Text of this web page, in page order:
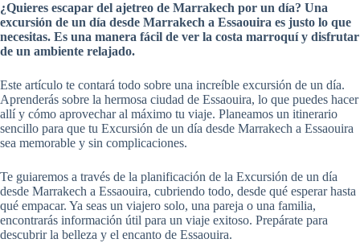
¿Quieres escapar del ajetreo de Marrakech por un día? Una
excursión de un día desde Marrakech a Essaouira es justo lo que
necesitas. Es una manera fácil de ver la costa marroquí y disfrutar
de un ambiente relajado.
Este artículo te contará todo sobre una increíble excursión de un día.
Aprenderás sobre la hermosa ciudad de Essaouira, lo que puedes hacer
allí y cómo aprovechar al máximo tu viaje. Planeamos un itinerario
sencillo para que tu Excursión de un día desde Marrakech a Essaouira
sea memorable y sin complicaciones.
Te guiaremos a través de la planificación de la Excursión de un día
desde Marrakech a Essaouira, cubriendo todo, desde qué esperar hasta
qué empacar. Ya seas un viajero solo, una pareja o una familia,
encontrarás información útil para un viaje exitoso. Prepárate para
descubrir la belleza y el encanto de Essaouira.